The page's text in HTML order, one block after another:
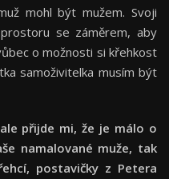
mohl být mužem. Svoji
se záměrem, aby
o možnosti si křehkost
samoživitelka musím být
přijde mi,že je málo o
namalované muže, tak
postavičky z Petera